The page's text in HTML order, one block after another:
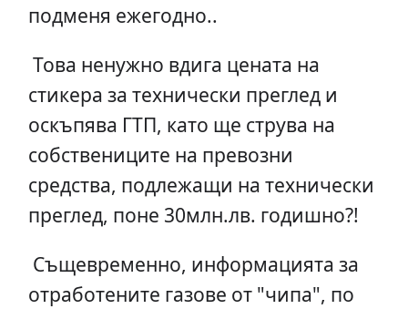
подменя ежегодно..
Това ненужно вдига цената на
стикера за технически преглед и
оскъпява ГТП, като ще струва на
собствениците на превозни
средства, подлежащи на технически
преглед, поне 30млн.лв. годишно?!
Същевременно, информацията за
отработените газове от "чипа", по